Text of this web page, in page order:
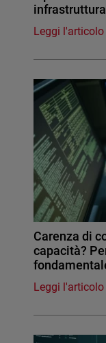
Leggi l'articolo
Carenza di
capacità?
Leggi l'articolo